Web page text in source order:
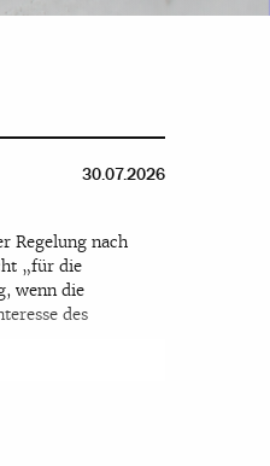
30.07.2026
Regelung nach
„für die
wenn die
des